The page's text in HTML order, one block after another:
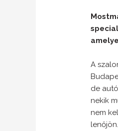
A
de
nekik
nem
lenőjön.